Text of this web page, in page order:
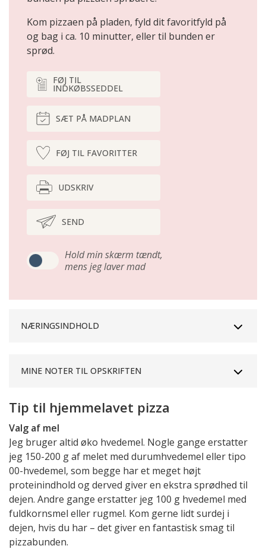
Kom pizzaen på pladen, fyld dit favoritfyld på
og bag i ca. 10 minutter, eller til bunden er
sprød.
FØJ TIL
INDKØBSSEDDEL
SÆT PÅ MADPLAN
FØJ TIL FAVORITTER
UDSKRIV
SEND
Hold min skærm tændt,
mens jeg laver mad
NÆRINGSINDHOLD
MINE NOTER TIL OPSKRIFTEN
Tip til hjemmelavet pizza
Valg af mel
Jeg bruger altid øko hvedemel. Nogle gange erstatter
jeg 150-200 g af melet med durumhvedemel eller tipo
00-hvedemel, som begge har et meget højt
proteinindhold og derved giver en ekstra sprødhed til
dejen. Andre gange erstatter jeg 100 g hvedemel med
fuldkornsmel eller rugmel. Kom gerne lidt surdej i
dejen, hvis du har – det giver en fantastisk smag til
pizzabunden.